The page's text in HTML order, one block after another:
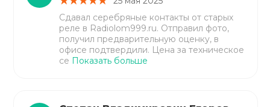
Сдавал серебряные контакты от старых
реле в Radiolom999.ru. Отправил фото,
получил предварительную оценку, в
офисе подтвердили. Цена за техническое
се Показать больше